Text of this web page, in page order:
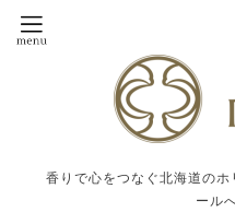
香りで心をつなぐ北海道の
ール